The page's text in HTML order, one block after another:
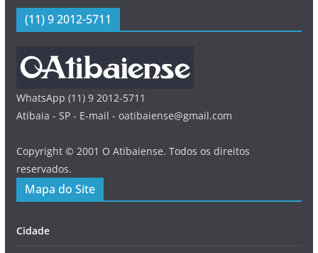
(11) 9 2012-5711
WhatsApp (11) 9 2012-5711
Atibaia - SP - E-mail - oatibaiense@gmail.com
Copyright © 2001 O Atibaiense. Todos os direitos
reservados.
Mapa do Site
Cidade